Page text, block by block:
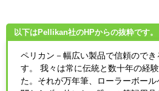
以下はPellikan社のHPからの抜粋です。
ペリカン－幅広い製品で信頼ので
す。 我々は常に伝統と数十年の経
た。それが万年筆、ローラーボー